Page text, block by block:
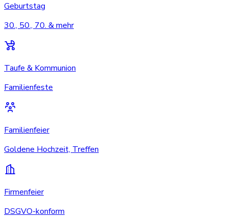
Geburtstag
30., 50., 70. & mehr
Taufe & Kommunion
Familienfeste
Familienfeier
Goldene Hochzeit, Treffen
Firmenfeier
DSGVO-konform